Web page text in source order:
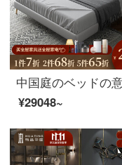
¥29048~